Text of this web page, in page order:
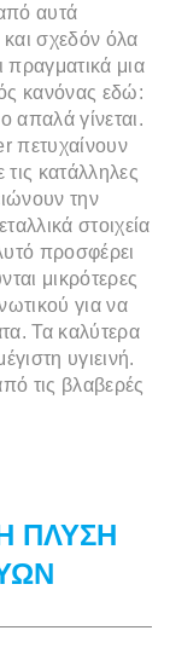
αυτά
σχεδόν όλα
μια
κανόνας εδώ:
απαλά γίνεται.
πετυχαίνουν
κατάλληλες
την
στοιχεία
προσφέρει
μικρότερες
για να
Τα καλύτερα
υγιεινή.
τις βλαβερές
ΠΛΥΣΗ